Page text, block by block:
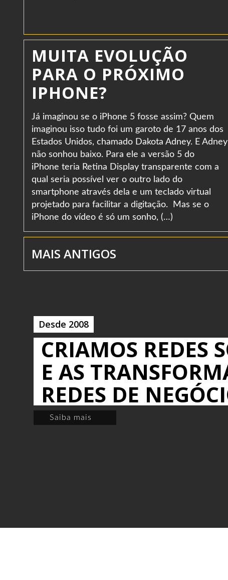
MUITA EVOLUÇÃO
PARA O PRÓXIMO
IPHONE?
Já imaginou se o iPhone 5 fosse assim? Quem
imaginou isso tudo foi um garoto de 17 anos dos
Estados Unidos, chamado Dakota Adney. E Adney
não sonhou baixo. Para ele a versão 5 do
iPhone teria Retina Display transparente com a
qual seria possível ver o outro lado do
smartphone através dela e um teclado virtual
projetado para facilitar a digitação. Mas se o
iPhone do vídeo é só um sonho, (…)
MAIS ANTIGOS
Desde 2008
CRIAMOS REDES
E AS
REDES DE
Saiba mais